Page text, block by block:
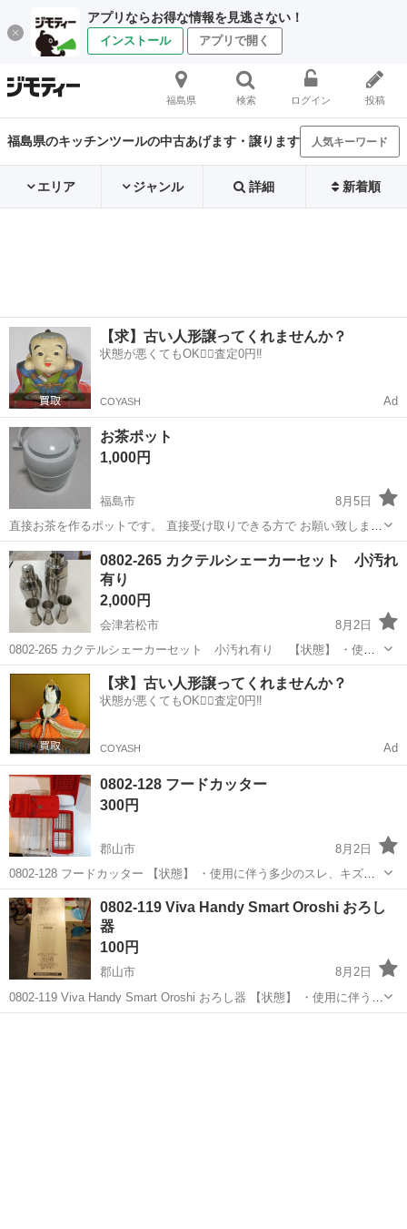
アプリならお得な情報を見逃さない！
インストール アプリで開く
福島県 検索 ログイン 投稿
福島県のキッチンツールの中古あげます・譲ります 人気キーワード
エリア ジャンル 詳細 新着順
【求】古い人形譲ってくれませんか？
状態が悪くてもOK🙆‍♀️査定0円‼️
COYASH Ad
お茶ポット
1,000円
福島市
8月5日
直接お茶を作るポットです。 直接受け取りできる方で お願い致しま
す。
福島 福島市
0802-265 カクテルシェーカーセット 小汚れ
有り
2,000円
会津若松市
8月2日
0802-265 カクテルシェーカーセット 小汚れ有り 【状態】 ・使用
に伴う多少のスレ、キズ、落としきれない汚れなどございます ・詳細
は現地でご確認ください ・お値引きは出来かねますのでご了承願いま
福島 会津若松市 調理器具 シェーカー
【求】古い人形譲ってくれませんか？
状態が悪くてもOK🙆‍♀️査定0円‼️
COYASH Ad
0802-128 フードカッター
300円
郡山市
8月2日
0802-128 フードカッター 【状態】 ・使用に伴う多少のスレ、キズ、
落としきれない汚れなどございます ・詳細は現地でご確認ください ・
お値引きは出来かねますのでご了承願います ※中古品のため、状態に
つ...
福島 郡山市
0802-119 Viva Handy Smart Oroshi おろし
器
100円
郡山市
8月2日
0802-119 Viva Handy Smart Oroshi おろし器 【状態】 ・使用に伴う多
少のスレ、キズ、落としきれない汚れなどございます ・詳細は現地で